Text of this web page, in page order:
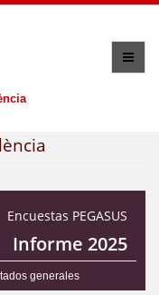
Encuestas PEGASUS
Informe 2025
generales